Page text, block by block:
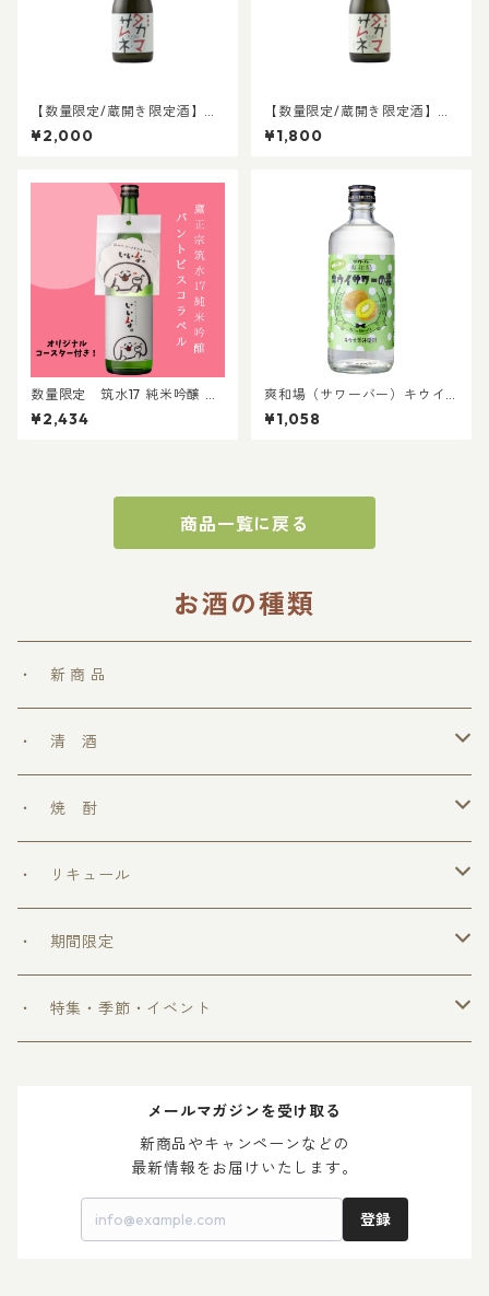
【数量限定/蔵開き限定酒】タ
カマサムネ 吟醸酒
¥2,000
【数量限定/蔵開き限定酒】タ
カマサムネ 純米酒
¥1,800
数量限定 筑水17 純米吟醸 パ
ントビスコラベル 720ml │パ
ントビスココラボ ぺろち 純米
¥2,434
爽和場（サワーバー）キウイ
サワーの素｜自宅で簡単 健康
志向 糖類ゼロ プリン体ゼロ 晩
¥1,058
商品一覧に戻る
お酒の種類
・ 新 商 品
・ 清 酒
勝鷹
・ 焼 酎
＞ めちゃうまシリーズ
・ リキュール
＞ ウフフの乳酸菌シリーズ
＞ 爽和場シリーズ
・ 期間限定
＞ 爽和場セット
・ 特集・季節・イベント
＞ 母の日 2024
メールマガジンを受け取る
新商品やキャンペーンなどの
最新情報をお届けいたします。
登録